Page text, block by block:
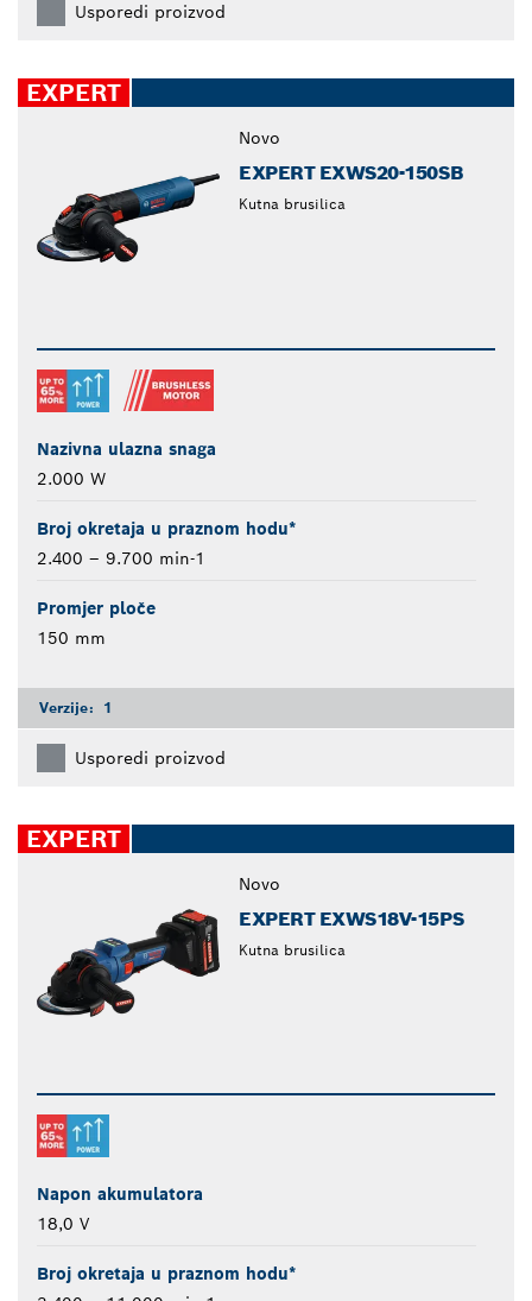
Usporedi proizvod
EXPERT
Novo
EXPERT EXWS20-150SB
Kutna brusilica
Nazivna ulazna snaga
2.000 W
Broj okretaja u praznom hodu*
2.400 – 9.700 min-1
Promjer ploče
150 mm
Verzije: 1
Usporedi proizvod
EXPERT
Novo
EXPERT EXWS18V-15PS
Kutna brusilica
Napon akumulatora
18,0 V
Broj okretaja u praznom hodu*